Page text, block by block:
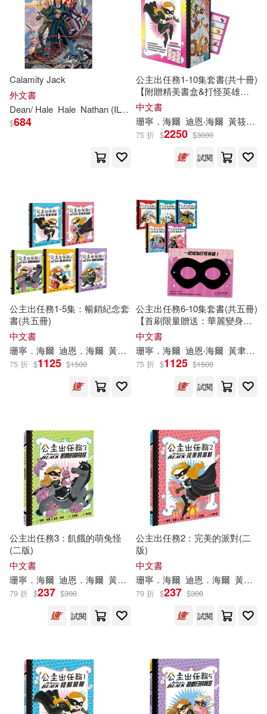
Calamity Jack
外文書
Dean/ Hale Hale Nathan (ILT) Shannon
$684
公主出任務1-10集套書(共十冊)
【附贈精美書盒&打怪英雄專
屬姓名貼一張】
中文書
珊寧．海爾 迪恩‧海爾 黃筱茵
75 折 $2250 $3000
試閱
公主出任務1-5集：暢銷紀念套
書(共五冊)
中文書
珊寧．海爾 迪恩．海爾 黃筱茵 范雷韻(LeUyen Pham)
75 折 $1125 $1500
公主出任務6-10集套書(共五冊)
【首刷限量贈送：華麗變身黑
衣公主眼罩DIY】
中文書
珊寧．海爾 迪恩‧海爾 黃聿君
75 折 $1125 $1500
試閱
公主出任務3：飢餓的萌兔怪
(二版)
中文書
珊寧．海爾 迪恩．海爾 黃筱茵 范雷韻(LeUyen Pham)
79 折 $237 $300
試閱
公主出任務2：完美的派對(二
版)
中文書
珊寧．海爾 迪恩．海爾 黃筱茵
79 折 $237 $300
試閱